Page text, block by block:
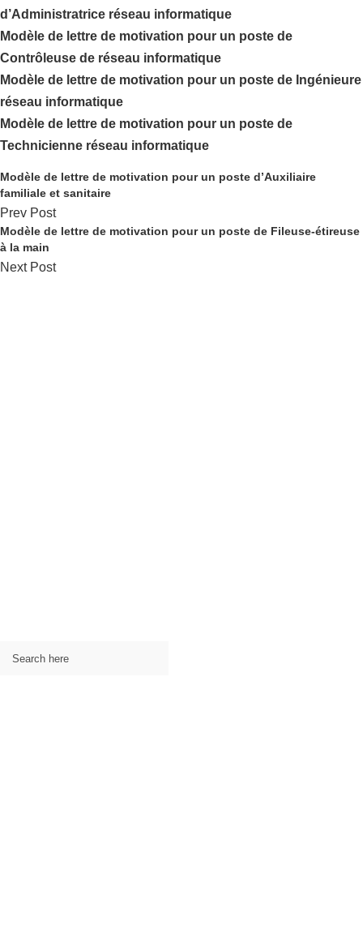
d’Administratrice réseau informatique
Modèle de lettre de motivation pour un poste de
Contrôleuse de réseau informatique
Modèle de lettre de motivation pour un poste de Ingénieure
réseau informatique
Modèle de lettre de motivation pour un poste de
Technicienne réseau informatique
Modèle de lettre de motivation pour un poste d’Auxiliaire
familiale et sanitaire
Prev Post
Modèle de lettre de motivation pour un poste de Fileuse-étireuse
à la main
Next Post